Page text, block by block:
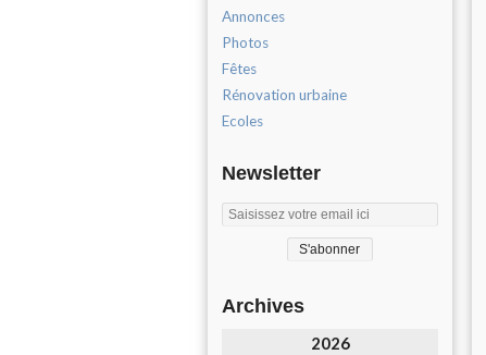
Annonces
Photos
Fêtes
Rénovation urbaine
Ecoles
Newsletter
Archives
2026